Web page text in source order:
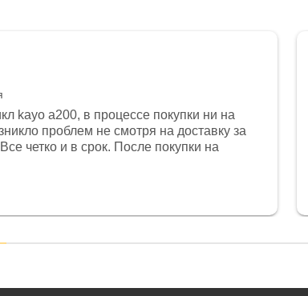
kayo a200, в процессе покупки ни на
проблем не смотря на доставку за
четко и в срок. После покупки на
был 0, при этом представители магазина
связи и в итоге проблема была решена.
о небезразличии к клиенту после